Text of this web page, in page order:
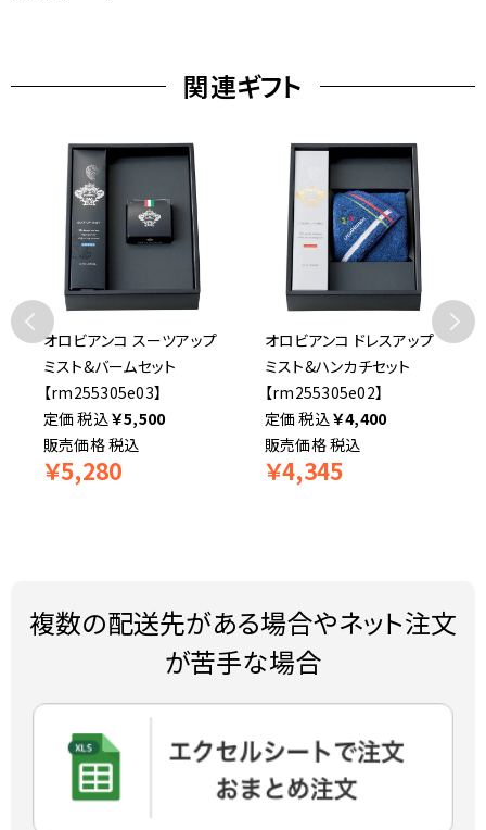
関連ギフト
オロビアンコ スーツアップ
ミスト&バームセット
【rm255305e03】
税込￥5,500
販売価格税込
￥5,280
オロビアンコ ドレスアップ
ミスト&ハンカチセット
【rm255305e02】
税込￥4,400
販売価格税込
￥4,345
複数の配送先がある場合やネット注文
が苦手な場合